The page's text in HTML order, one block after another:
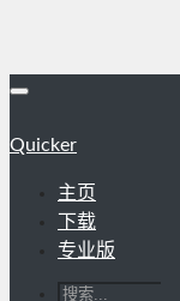
Quicker
主页
下载
专业版